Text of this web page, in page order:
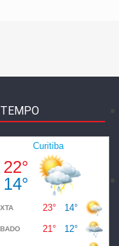
TEMPO